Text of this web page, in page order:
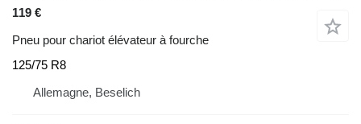
119 €
Pneu pour chariot élévateur à fourche
125/75 R8
Allemagne, Beselich